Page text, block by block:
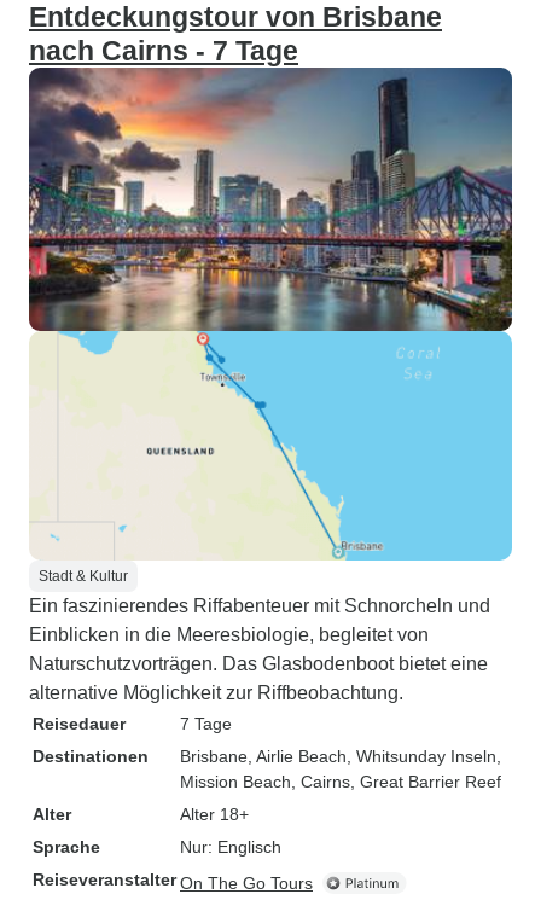
Entdeckungstour von Brisbane
nach Cairns - 7 Tage
Stadt & Kultur
Ein faszinierendes Riffabenteuer mit Schnorcheln und
Einblicken in die Meeresbiologie, begleitet von
Naturschutzvorträgen. Das Glasbodenboot bietet eine
alternative Möglichkeit zur Riffbeobachtung.
Reisedauer
7 Tage
Destinationen
Brisbane , Airlie Beach , Whitsunday Inseln
Mission Beach , Cairns , Great Barrier Reef
Alter
Alter 18+
Sprache
Nur: Englisch
ReiseveranstalterOn The Go Tours